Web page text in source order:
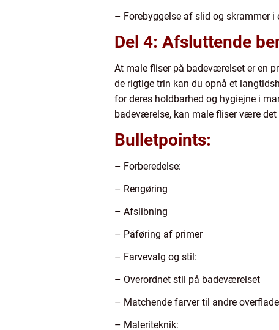
– Forebyggelse af slid og skrammer
Del 4: Afsluttende
At male fliser på badeværelset er en
de rigtige trin kan du opnå et
for deres holdbarhed og hygiejne i
badeværelse, kan male fliser være
Bulletpoints:
– Forberedelse:
– Rengøring
– Afslibning
– Påføring af primer
– Farvevalg og stil:
– Overordnet stil på badeværelset
– Matchende farver til andre
– Maleriteknik: